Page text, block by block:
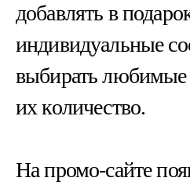
добавлять в
индивидуальные
выбирать любимые
их количество.
На промо-сайте